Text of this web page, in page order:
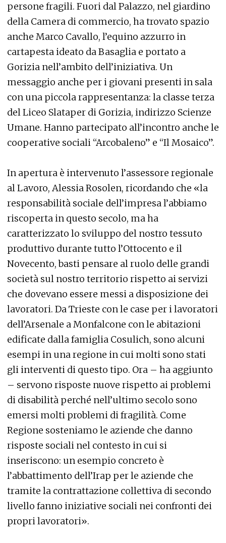
persone fragili. Fuori dal Palazzo, nel giardino
della Camera di commercio, ha trovato spazio
anche Marco Cavallo, l’equino azzurro in
cartapesta ideato da Basaglia e portato a
Gorizia nell’ambito dell’iniziativa. Un
messaggio anche per i giovani presenti in sala
con una piccola rappresentanza: la classe terza
del Liceo Slataper di Gorizia, indirizzo Scienze
Umane. Hanno partecipato all’incontro anche le
cooperative sociali “Arcobaleno” e “Il Mosaico”.
In apertura è intervenuto l’assessore regionale
al Lavoro, Alessia Rosolen, ricordando che «la
responsabilità sociale dell’impresa l’abbiamo
riscoperta in questo secolo, ma ha
caratterizzato lo sviluppo del nostro tessuto
produttivo durante tutto l’Ottocento e il
Novecento, basti pensare al ruolo delle grandi
società sul nostro territorio rispetto ai servizi
che dovevano essere messi a disposizione dei
lavoratori. Da Trieste con le case per i lavoratori
dell’Arsenale a Monfalcone con le abitazioni
edificate dalla famiglia Cosulich, sono alcuni
esempi in una regione in cui molti sono stati
gli interventi di questo tipo. Ora – ha aggiunto
– servono risposte nuove rispetto ai problemi
di disabilità perché nell’ultimo secolo sono
emersi molti problemi di fragilità. Come
Regione sosteniamo le aziende che danno
risposte sociali nel contesto in cui si
inseriscono: un esempio concreto è
l’abbattimento dell’Irap per le aziende che
tramite la contrattazione collettiva di secondo
livello fanno iniziative sociali nei confronti dei
propri lavoratori».